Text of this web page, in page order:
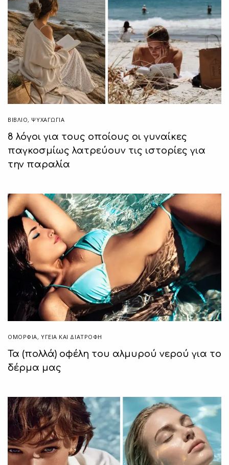
ΒΙΒΛΊΟ, ΨΥΧΑΓΩΓΙΑ
8 λόγοι για τους οποίους οι γυναίκες
παγκοσμίως λατρεύουν τις ιστορίες για
την παραλία
ΟΜΟΡΦΙΑ, ΥΓΕΊΑ ΚΑΙ ΔΙΑΤΡΟΦΉ
Τα (πολλά) οφέλη του αλμυρού νερού για το
δέρμα μας